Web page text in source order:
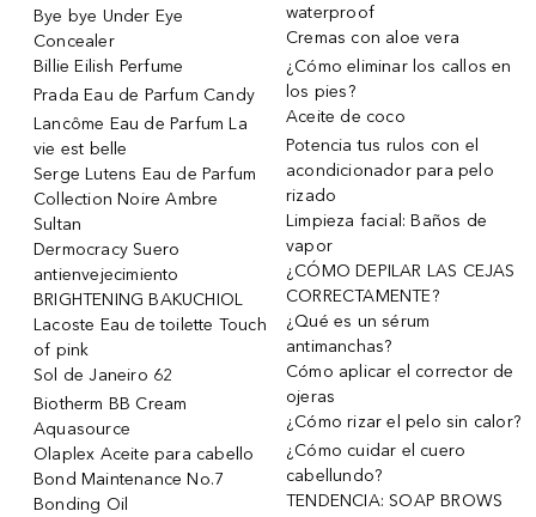
Bye bye Under Eye
Concealer
Billie Eilish Perfume
Prada Eau de Parfum Candy
Lancôme Eau de Parfum La
vie est belle
Serge Lutens Eau de Parfum
Collection Noire Ambre
Sultan
Dermocracy Suero
antienvejecimiento
BRIGHTENING BAKUCHIOL
Lacoste Eau de toilette Touch
of pink
Sol de Janeiro 62
Biotherm BB Cream
Aquasource
Olaplex Aceite para cabello
Bond Maintenance No.7
Bonding Oil
waterproof
Cremas con aloe vera
¿Cómo eliminar los callos en
los pies?
Aceite de coco
Potencia tus rulos con el
acondicionador para pelo
rizado
Limpieza facial: Baños de
vapor
¿CÓMO DEPILAR LAS CEJAS
CORRECTAMENTE?
¿Qué es un sérum
antimanchas?
Cómo aplicar el corrector de
ojeras
¿Cómo rizar el pelo sin calor?
¿Cómo cuidar el cuero
cabellundo?
TENDENCIA: SOAP BROWS